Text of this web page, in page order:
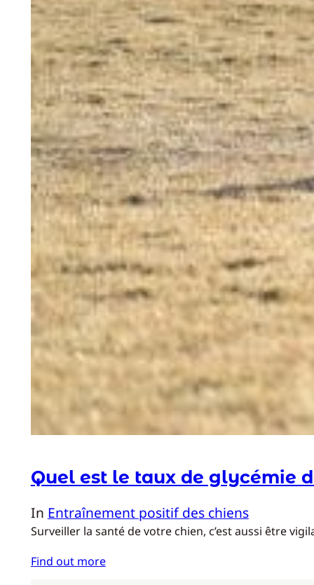
Quel est le taux de glycémie
In Entraînement positif des chiens
Surveiller la santé de votre chien, c’est aussi être
Find out more